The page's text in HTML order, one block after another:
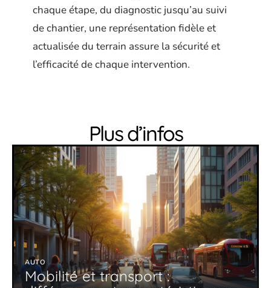
chaque étape, du diagnostic jusqu’au suivi
de chantier, une représentation fidèle et
actualisée du terrain assure la sécurité et
l’efficacité de chaque intervention.
Plus d’infos
AUTO
Mobilité et transport :